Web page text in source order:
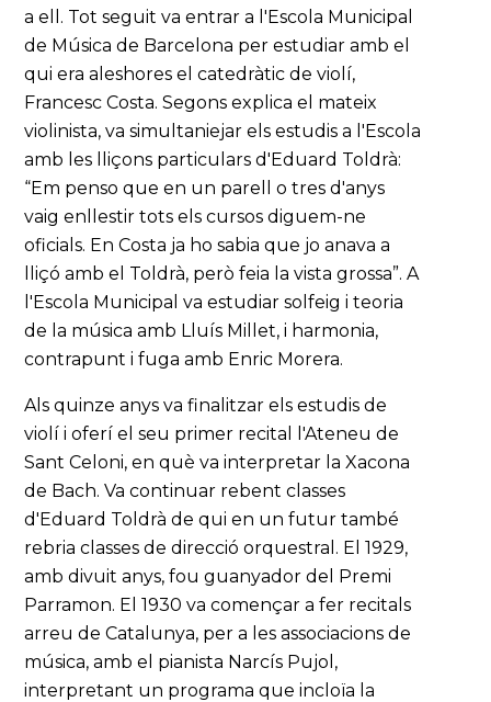
a ell. Tot seguit va entrar a l'Escola Municipal
de Música de Barcelona per estudiar amb el
qui era aleshores el catedràtic de violí,
Francesc Costa. Segons explica el mateix
violinista, va simultaniejar els estudis a l'Escola
amb les lliçons particulars d'Eduard Toldrà:
“Em penso que en un parell o tres d'anys
vaig enllestir tots els cursos diguem-ne
oficials. En Costa ja ho sabia que jo anava a
lliçó amb el Toldrà, però feia la vista grossa”. A
l'Escola Municipal va estudiar solfeig i teoria
de la música amb Lluís Millet, i harmonia,
contrapunt i fuga amb Enric Morera.
Als quinze anys va finalitzar els estudis de
violí i oferí el seu primer recital l'Ateneu de
Sant Celoni, en què va interpretar la Xacona
de Bach. Va continuar rebent classes
d'Eduard Toldrà de qui en un futur també
rebria classes de direcció orquestral. El 1929,
amb divuit anys, fou guanyador del Premi
Parramon. El 1930 va començar a fer recitals
arreu de Catalunya, per a les associacions de
música, amb el pianista Narcís Pujol,
interpretant un programa que incloïa la